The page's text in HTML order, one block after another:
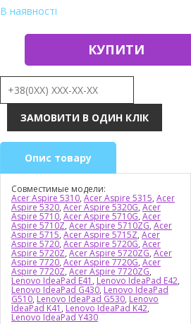
В наявності
КУПИТИ
Опис товару
Совместимые модели:
Acer Aspire 5310, Acer Aspire 5315, Acer
Aspire 5320, Acer Aspire 5320G, Acer
Aspire 5710, Acer Aspire 5710G, Acer
Aspire 5710Z, Acer Aspire 5710ZG, Acer
Aspire 5715, Acer Aspire 5715Z, Acer
Aspire 5720, Acer Aspire 5720G, Acer
Aspire 5720Z, Acer Aspire 5720ZG, Acer
Aspire 7720, Acer Aspire 7720G, Acer
Aspire 7720Z, Acer Aspire 7720ZG,
Lenovo IdeaPad E41 , Lenovo IdeaPad E42,
Lenovo IdeaPad G430, Lenovo IdeaPad
G510, Lenovo IdeaPad G530, Lenovo
IdeaPad K41 , Lenovo IdeaPad K42,
Lenovo IdeaPad Y430